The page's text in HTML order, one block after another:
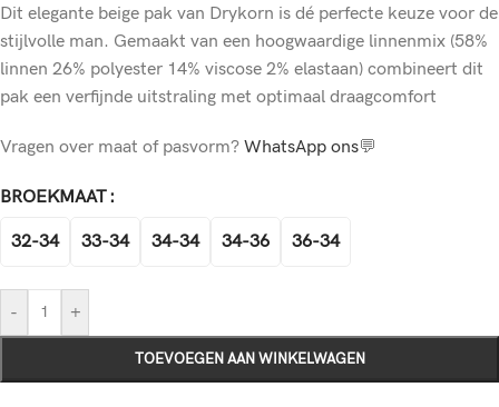
Dit elegante beige pak van Drykorn is dé perfecte keuze voor de
stijlvolle man. Gemaakt van een hoogwaardige linnenmix (58%
linnen 26% polyester 14% viscose 2% elastaan) combineert dit
pak een verfijnde uitstraling met optimaal draagcomfort
Vragen over maat of pasvorm? WhatsApp ons💬
BROEKMAAT
32-34 33-34 34-34 34-36 36-34
- +
TOEVOEGEN AAN WINKELWAGEN